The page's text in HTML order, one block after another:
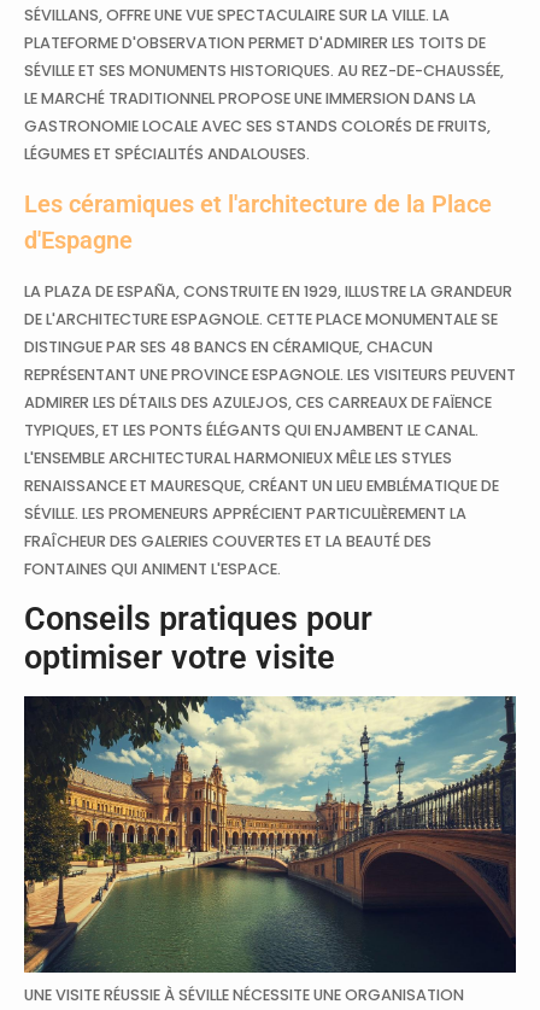
SÉVILLANS, OFFRE UNE VUE SPECTACULAIRE SUR LA VILLE. LA
PLATEFORME D'OBSERVATION PERMET D'ADMIRER LES TOITS DE
SÉVILLE ET SES MONUMENTS HISTORIQUES. AU REZ-DE-CHAUSSÉE,
LE MARCHÉ TRADITIONNEL PROPOSE UNE IMMERSION DANS LA
GASTRONOMIE LOCALE AVEC SES STANDS COLORÉS DE FRUITS,
LÉGUMES ET SPÉCIALITÉS ANDALOUSES.
Les céramiques et l'architecture de la Place
d'Espagne
LA PLAZA DE ESPAÑA, CONSTRUITE EN 1929, ILLUSTRE LA GRANDEUR
DE L'ARCHITECTURE ESPAGNOLE. CETTE PLACE MONUMENTALE SE
DISTINGUE PAR SES 48 BANCS EN CÉRAMIQUE, CHACUN
REPRÉSENTANT UNE PROVINCE ESPAGNOLE. LES VISITEURS PEUVENT
ADMIRER LES DÉTAILS DES AZULEJOS, CES CARREAUX DE FAÏENCE
TYPIQUES, ET LES PONTS ÉLÉGANTS QUI ENJAMBENT LE CANAL.
L'ENSEMBLE ARCHITECTURAL HARMONIEUX MÊLE LES STYLES
RENAISSANCE ET MAURESQUE, CRÉANT UN LIEU EMBLÉMATIQUE DE
SÉVILLE. LES PROMENEURS APPRÉCIENT PARTICULIÈREMENT LA
FRAÎCHEUR DES GALERIES COUVERTES ET LA BEAUTÉ DES
FONTAINES QUI ANIMENT L'ESPACE.
Conseils pratiques pour
optimiser votre visite
UNE VISITE RÉUSSIE À SÉVILLE NÉCESSITE UNE ORGANISATION